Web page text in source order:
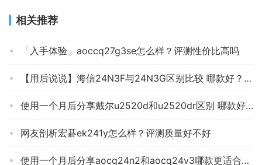
相关推荐
「入手体验」aoccq27g3se怎么样？评测性价比高吗
【用后说说】海信24N3F与24N3G区别比较 哪款好？评测解读该怎么选
使用一个月后分享戴尔u2520d和u2520dr区别 哪款好用？只选对的不选贵的
网友剖析宏碁ek241y怎么样？评测质量好不好
使用一个月后分享aocq24n2和aocq24v3哪款更适合？评测质量好不好